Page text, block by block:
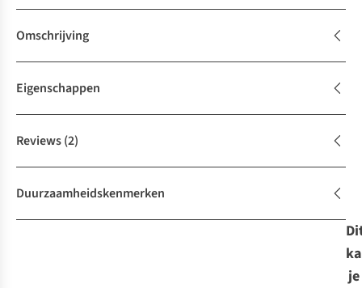
Omschrijving
Eigenschappen
Reviews(2)
Duurzaamheidskenmerken
je